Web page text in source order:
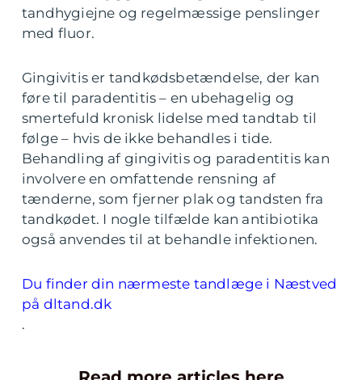
tandhygiejne og regelmæssige penslinger
med fluor.
Gingivitis er tandkødsbetændelse, der kan
føre til paradentitis – en ubehagelig og
smertefuld kronisk lidelse med tandtab til
følge – hvis de ikke behandles i tide.
Behandling af gingivitis og paradentitis kan
involvere en omfattende rensning af
tænderne, som fjerner plak og tandsten fra
tandkødet. I nogle tilfælde kan antibiotika
også anvendes til at behandle infektionen.
Du finder din nærmeste tandlæge i Næstved
på dltand.dk
.